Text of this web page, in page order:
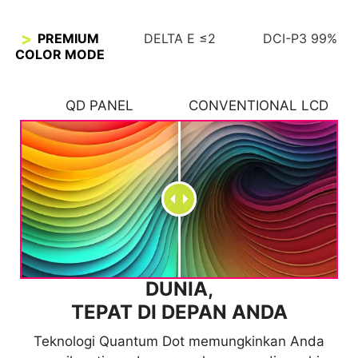
PREMIUM
COLOR MODE
DELTA E ≤2 DCI-P3 99%
QD PANEL CONVENTIONAL LCD
DUNIA,
TEPAT DI DEPAN ANDA
Teknologi Quantum Dot memungkinkan Anda
MSI MONITORS OTHERS
Image has been processed for advertising purposes.